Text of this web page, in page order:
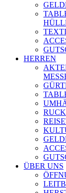
HERREN
ÜBER UNS